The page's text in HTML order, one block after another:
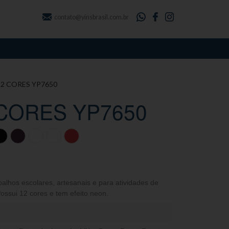
contato@yinsbrasil.com.br
CORES YP7650
YP7650
escolares, artesanais e para atividades de
12 cores e tem efeito neon.